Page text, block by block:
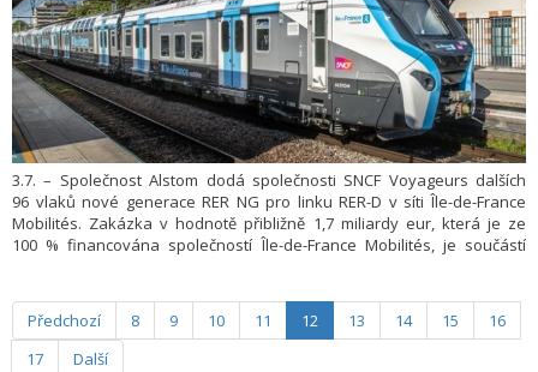
3.7. – Společnost Alstom dodá společnosti SNCF Voyageurs dalších
96 vlaků nové generace RER NG pro linku RER-D v síti Île-de-France
Mobilités. Zakázka v hodnotě přibližně 1,7 miliardy eur, která je ze
100 % financována společností Île-de-France Mobilités, je součástí
262 vlaků RER NG, konkrétně 130 souprav pro linku RER-E (každá
o délce 112 metrů) a 132 pro linku RER-D (každá o délce 130 metrů).
Předchozí 8 9 10 11 12 13 14 15
16
17
Další